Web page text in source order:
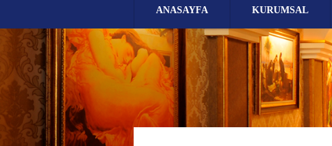
ANASAYFA KURUMSAL